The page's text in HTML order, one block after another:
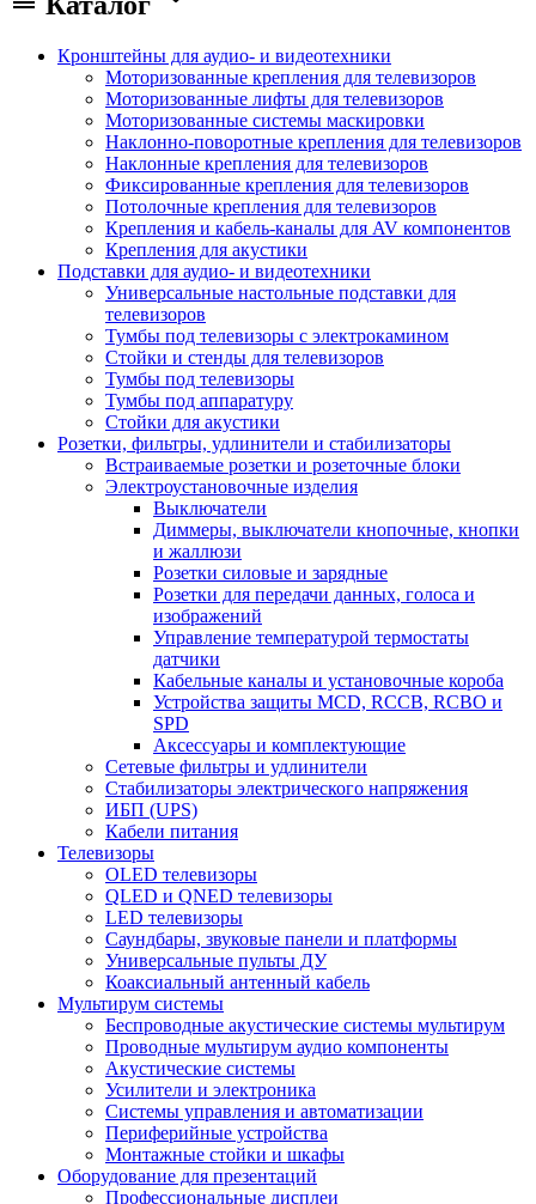
Кронштейны для аудио- и видеотехники
Моторизованные крепления для телевизоров
Моторизованные лифты для телевизоров
Моторизованные системы маскировки
Наклонно-поворотные крепления для телевизоров
Наклонные крепления для телевизоров
Фиксированные крепления для телевизоров
Потолочные крепления для телевизоров
Крепления и кабель-каналы для AV компонентов
Крепления для акустики
Подставки для аудио- и видеотехники
Универсальные настольные подставки для
телевизоров
Тумбы под телевизоры с электрокамином
Стойки и стенды для телевизоров
Тумбы под телевизоры
Тумбы под аппаратуру
Стойки для акустики
Розетки, фильтры, удлинители и стабилизаторы
Встраиваемые розетки и розеточные блоки
Электроустановочные изделия
Выключатели
Диммеры, выключатели кнопочные, кнопки
и жаллюзи
Розетки силовые и зарядные
Розетки для передачи данных, голоса и
изображений
Управление температурой термостаты
датчики
Кабельные каналы и установочные короба
Устройства защиты MCD, RCCB, RCBO и
SPD
Аксессуары и комплектующие
Сетевые фильтры и удлинители
Стабилизаторы электрического напряжения
ИБП (UPS)
Кабели питания
Телевизоры
OLED телевизоры
QLED и QNED телевизоры
LED телевизоры
Саундбары, звуковые панели и платформы
Универсальные пульты ДУ
Коаксиальный антенный кабель
Мультирум системы
Беспроводные акустические системы мультирум
Проводные мультирум аудио компоненты
Акустические системы
Усилители и электроника
Системы управления и автоматизации
Периферийные устройства
Монтажные стойки и шкафы
Оборудование для презентаций
Профессиональные дисплеи